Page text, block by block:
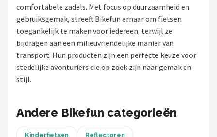
Mountainbikes
Shop
POPULAIRE MERKEN
Basil
ABUS
comfortabele zadels. Met focus op duurzaamheid en
gebruiksgemak, streeft Bikefun ernaar om fietsen
toegankelijk te maken voor iedereen, terwijl ze
bijdragen aan een milieuvriendelijke manier van
transport. Hun producten zijn een perfecte keuze voor
stedelijke avonturiers die op zoek zijn naar gemak en
stijl.
Andere Bikefun categorieën
Kinderfietsen Reflectoren